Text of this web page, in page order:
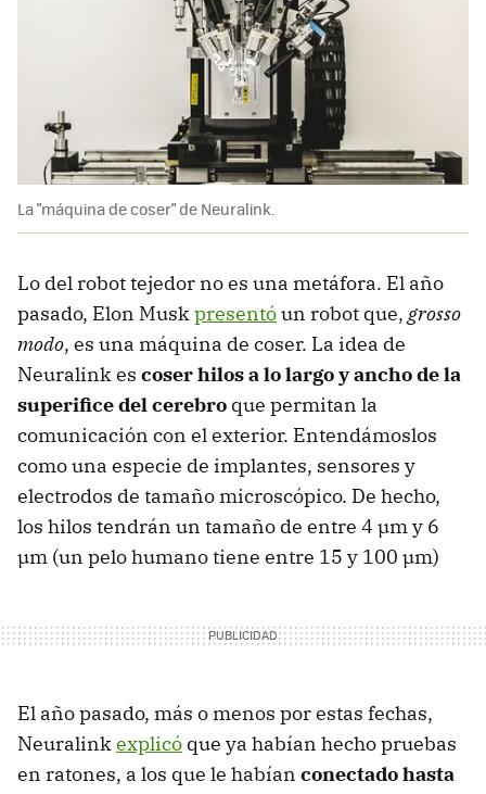
La "máquina de coser" de Neuralink.
Lo del robot tejedor no es una metáfora. El año
pasado, Elon Muskpresentóun robot que, grosso
modo, es una máquina de coser. La idea de
Neuralink es coser hilos a lo largo y ancho de la
superifice del cerebro que permitan la
comunicación con el exterior. Entendámoslos
como una especie de implantes, sensores y
electrodos de tamaño microscópico. De hecho,
los hilos tendrán un tamaño de entre 4 µm y 6
µm (un pelo humano tiene entre 15 y 100 µm)
El año pasado, más o menos por estas fechas,
Neuralinkexplicó que ya habían hecho pruebas
en ratones, a los que le habían conectado hasta